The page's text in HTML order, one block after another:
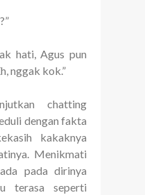
hati, Agus pun
nggak kok.”
chatting
dengan fakta
kakaknya
Menikmati
pada dirinya
terasa seperti